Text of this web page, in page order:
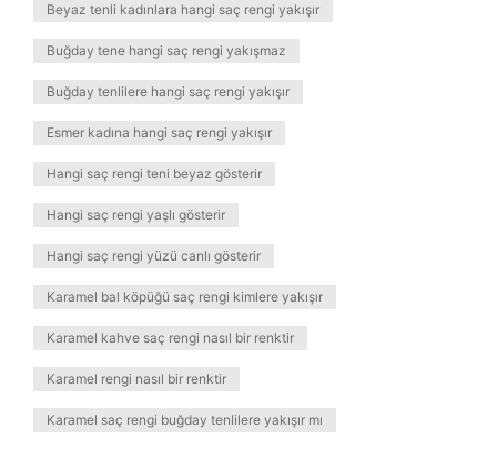
Beyaz tenli kadınlara hangi saç rengi yakışır
Buğday tene hangi saç rengi yakışmaz
Buğday tenlilere hangi saç rengi yakışır
Esmer kadına hangi saç rengi yakışır
Hangi saç rengi teni beyaz gösterir
Hangi saç rengi yaşlı gösterir
Hangi saç rengi yüzü canlı gösterir
Karamel bal köpüğü saç rengi kimlere yakışır
Karamel kahve saç rengi nasıl bir renktir
Karamel rengi nasıl bir renktir
Karamel saç rengi buğday tenlilere yakışır mı